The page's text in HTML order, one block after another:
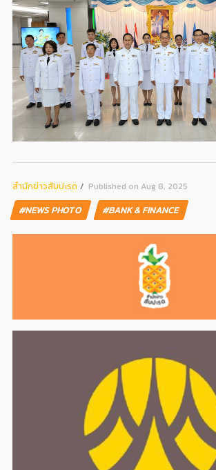
สํานักข่าวสับปะรด Published on Aug 8, 2025
#NEWS PHOTO #BANK & FINANCE